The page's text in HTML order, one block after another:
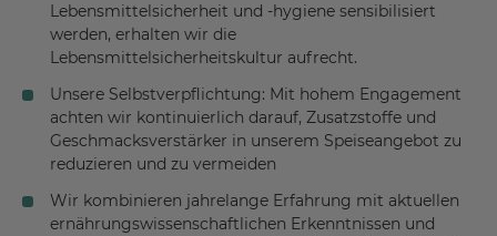
Lebensmittelsicherheit und -hygiene sensibilisiert
werden, erhalten wir die
Lebensmittelsicherheitskultur aufrecht.
Unsere Selbstverpflichtung: Mit hohem Engagement
achten wir kontinuierlich darauf, Zusatzstoffe und
Geschmacksverstärker in unserem Speiseangebot zu
reduzieren und zu vermeiden
Wir kombinieren jahrelange Erfahrung mit aktuellen
ernährungswissenschaftlichen Erkenntnissen und